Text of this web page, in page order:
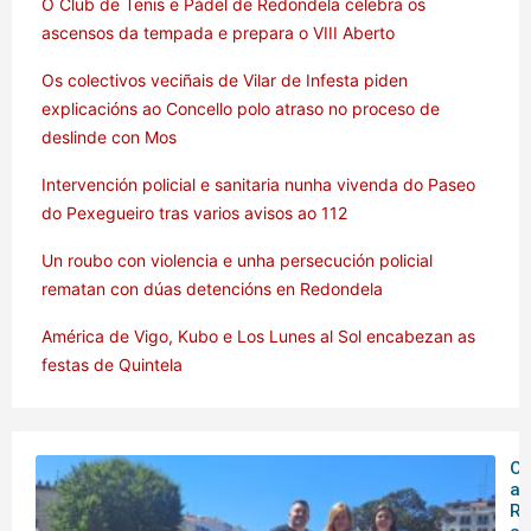
O Club de Tenis e Pádel de Redondela celebra os
ascensos da tempada e prepara o VIII Aberto
Os colectivos veciñais de Vilar de Infesta piden
explicacións ao Concello polo atraso no proceso de
deslinde con Mos
Intervención policial e sanitaria nunha vivenda do Paseo
do Pexegueiro tras varios avisos ao 112
Un roubo con violencia e unha persecución policial
rematan con dúas detencións en Redondela
América de Vigo, Kubo e Los Lunes al Sol encabezan as
festas de Quintela
O